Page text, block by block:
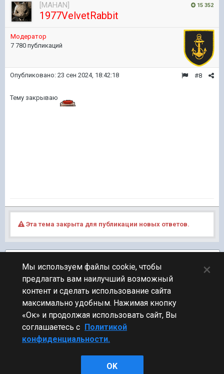
15 352
[MAHAN]
1977VelvetRabbit
Модератор
7 780 публикаций
#8
Опубликовано: 23 сен 2024, 18:42:18
Тему закрываю
Эта тема закрыта для публикации новых ответов.
ПЕРЕЙТИ К СПИСКУ ТЕМ
Обсуждение Мира Кораблей
Стиль
Мы используем файлы cookie, чтобы
предлагать вам наилучший возможный
контент и сделать использование сайта
максимально удобным. Нажимая кнопку
«Ок» и продолжая использовать сайт, Вы
соглашаетесь с Политикой
конфиденциальности.
OK
×